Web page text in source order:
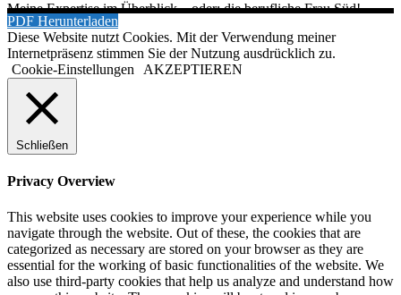
Meine Expertise im Überblick – oder: die berufliche Frau Süd!
PDF Herunterladen
Diese Website nutzt Cookies. Mit der Verwendung meiner
Internetpräsenz stimmen Sie der Nutzung ausdrücklich zu.
Cookie-Einstellungen
AKZEPTIEREN
Schließen
Privacy Overview
This website uses cookies to improve your experience while you
navigate through the website. Out of these, the cookies that are
categorized as necessary are stored on your browser as they are
essential for the working of basic functionalities of the website. We
also use third-party cookies that help us analyze and understand how